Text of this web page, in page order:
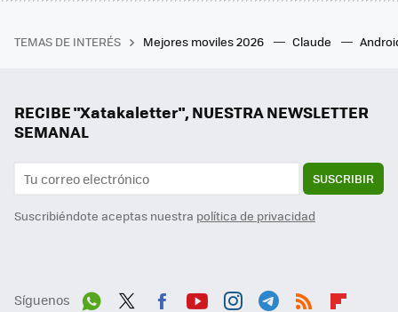
TEMAS DE INTERÉS Mejores moviles 2026 Claude
RECIBE "Xatakaletter", NUESTRA NEWSLETTER
SEMANAL
SUSCRIBIR
Suscribiéndote aceptas nuestra política de privacidad
Síguenos